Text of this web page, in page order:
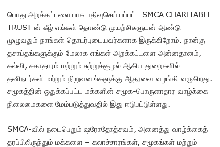
பொது அறக்கட்டளையாக பதிவுசெய்யப்பட்ட SMCA CHARITABLE
TRUST-ன் கீழ் எங்கள் தொண்டு முயற்சிகளுடன் ஆண்டு
முழுவதும் நாங்கள் தொடர்புடையவர்களாக இருக்கிறோம். நான்கு
தசாப்தங்களுக்கும் மேலாக எங்கள் அறக்கட்டளை அன்னதானம்,
கல்வி, சுகாதாரம் மற்றும் சுற்றுச்சூழல் ஆகிய துறைகளில்
தனிநபர்கள் மற்றும் நிறுவனங்களுக்கு ஆதரவை வழங்கி வருகிறது.
சமூகத்தின் ஒதுக்கப்பட்ட மக்களின் சமூக-பொருளாதார வாழ்க்கை
நிலைமைகளை மேம்படுத்துவதில் இது ஈடுபட்டுள்ளது.
SMCA-வில் நடைபெறும் ஷரோதோத்சவம், அனைத்து வாழ்க்கைத்
தரப்பிலிருந்தும் மக்களை – கலாச்சாரங்கள், சமூகங்கள் மற்றும்